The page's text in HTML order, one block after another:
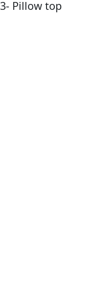
3- Pillow top